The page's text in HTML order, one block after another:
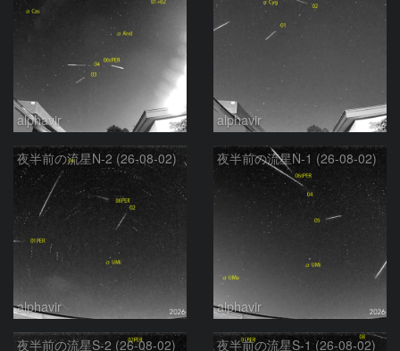
alphavir alphavir
夜半前の流星N-2 (26-08-02)
alphavir
夜半前の流星N-1 (26-08-02)
alphavir
夜半前の流星S-2 (26-08-02) 夜半前の流星S-1 (26-08-02)